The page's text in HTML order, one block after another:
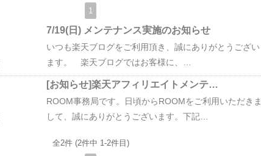
1
7/19(日) メンテナンス実施のお知らせ
いつも楽天ブログをご利用頂き、誠にありがとうござい
ます。 楽天ブログではお客様に、…
[お知らせ]楽天アフィリエイトメンテ…
ROOM事務局です。日頃からROOMをご利用いただきま
して、誠にありがとうございます。下記…
全2件 (2件中 1-2件目)